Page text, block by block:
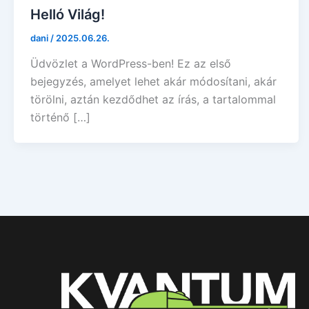
Helló Világ!
dani / 2025.06.26.
Üdvözlet a WordPress-ben! Ez az első
bejegyzés, amelyet lehet akár módosítani, akár
törölni, aztán kezdődhet az írás, a tartalommal
történő […]